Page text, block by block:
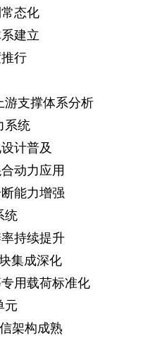
态化
建立
行
游支撑体系分析
系统
计普及
动力应用
能力增强
统
持续提升
集成深化
用载荷标准化
元
架构成熟